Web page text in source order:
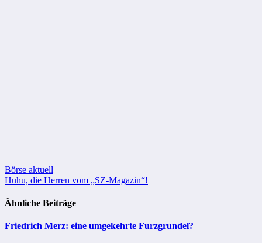
Beitragsnavigation
Börse aktuell
Huhu, die Herren vom „SZ-Magazin“!
Ähnliche Beiträge
Friedrich Merz: eine umgekehrte Furzgrundel?